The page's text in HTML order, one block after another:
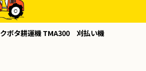
クボタ耕運機 TMA300 刈払い機